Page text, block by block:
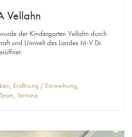
Vellahn
der Kindergarten Vellahn durch
und Umwelt des Landes M-V Dr.
, Eröffnung / Einweihung,
Team, Termine